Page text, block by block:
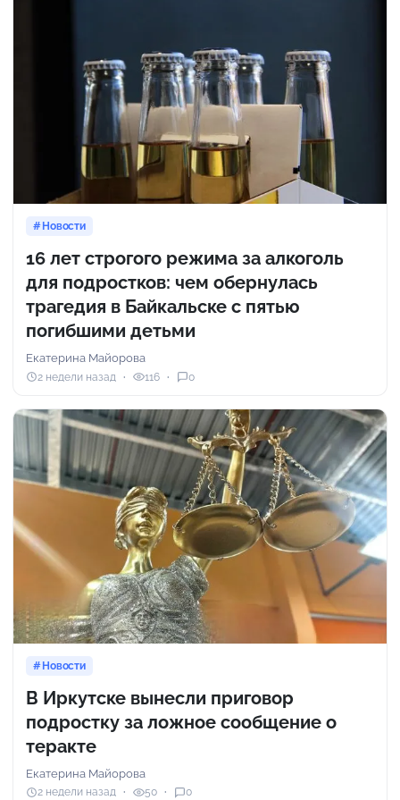
Новости
16 лет строгого режима за алкоголь
для подростков: чем обернулась
трагедия в Байкальске с пятью
погибшими детьми
Екатерина Майорова
2 недели назад 116 0
Новости
В Иркутске вынесли приговор
подростку за ложное сообщение о
теракте
Екатерина Майорова
2 недели назад 50 0